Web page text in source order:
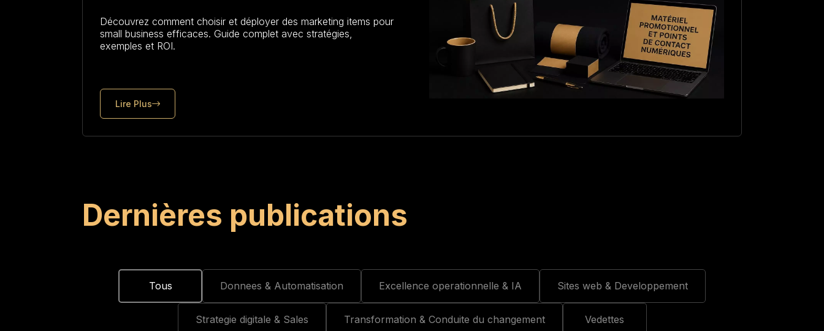
Découvrez comment choisir et déployer des marketing items pour
small business efficaces. Guide complet avec stratégies,
exemples et ROI.
Lire Plus
Dernières publications
Tous Donnees & Automatisation Excellence operationnelle & IA Sites web & Developpement
Strategie digitale & Sales Transformation & Conduite du changement Vedettes